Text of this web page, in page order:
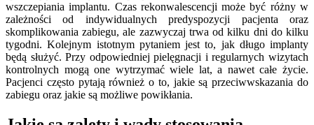
wszczepiania implantu. Czas rekonwalescencji może być różny w
zależności od indywidualnych predyspozycji pacjenta oraz
skomplikowania zabiegu, ale zazwyczaj trwa od kilku dni do kilku
tygodni. Kolejnym istotnym pytaniem jest to, jak długo implanty
będą służyć. Przy odpowiedniej pielęgnacji i regularnych wizytach
kontrolnych mogą one wytrzymać wiele lat, a nawet całe życie.
Pacjenci często pytają również o to, jakie są przeciwwskazania do
zabiegu oraz jakie są możliwe powikłania.